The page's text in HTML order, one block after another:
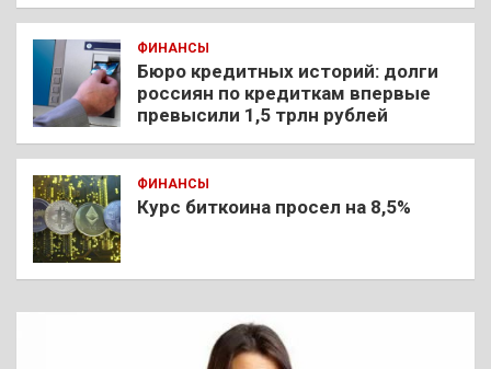
ФИНАНСЫ
Бюро кредитных историй: долги
россиян по кредиткам впервые
превысили 1,5 трлн рублей
ФИНАНСЫ
Курс биткоина просел на 8,5%